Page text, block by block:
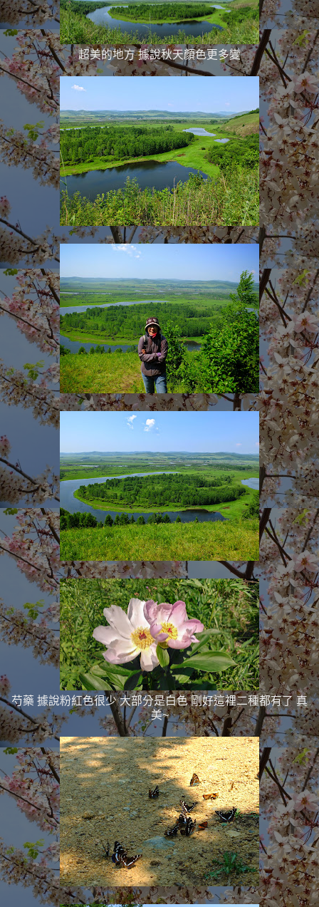
超美的地方 據說秋天顏色更多變
芍藥 據說粉紅色很少 大部分是白色 剛好這裡二種都有了 真
美~